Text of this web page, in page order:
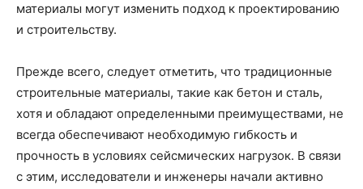
материалы могут изменить подход к проектированию
и строительству.
Прежде всего, следует отметить, что традиционные
строительные материалы, такие как бетон и сталь,
хотя и обладают определенными преимуществами, не
всегда обеспечивают необходимую гибкость и
прочность в условиях сейсмических нагрузок. В связи
с этим, исследователи и инженеры начали активно